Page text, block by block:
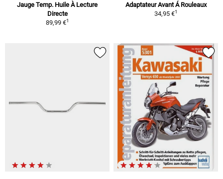
Jauge Temp. Huile À Lecture
Directe
89,99 €1
Adaptateur Avant Á Rouleaux
34,95 €1